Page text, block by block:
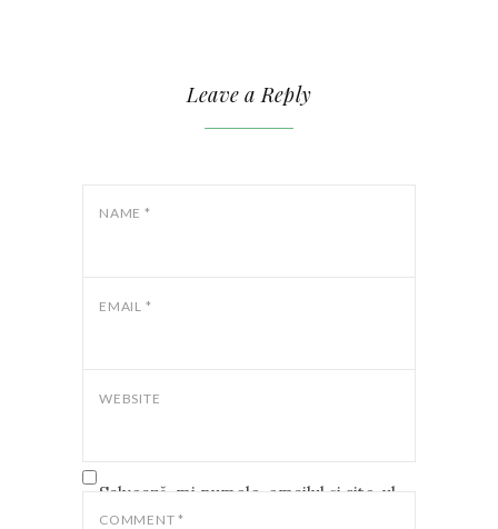
Leave a Reply
NAME *
EMAIL *
WEBSITE
Salvează-mi numele, emailul și site-ul
web în acest navigator pentru data
COMMENT *